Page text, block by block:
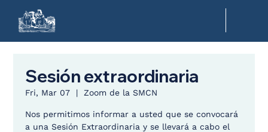
Sesión extraordinaria
Fri, Mar 07
  |
Zoom de la SMCN
Nos permitimos informar a usted que se convocará
a una Sesión Extraordinaria y se llevará a cabo el